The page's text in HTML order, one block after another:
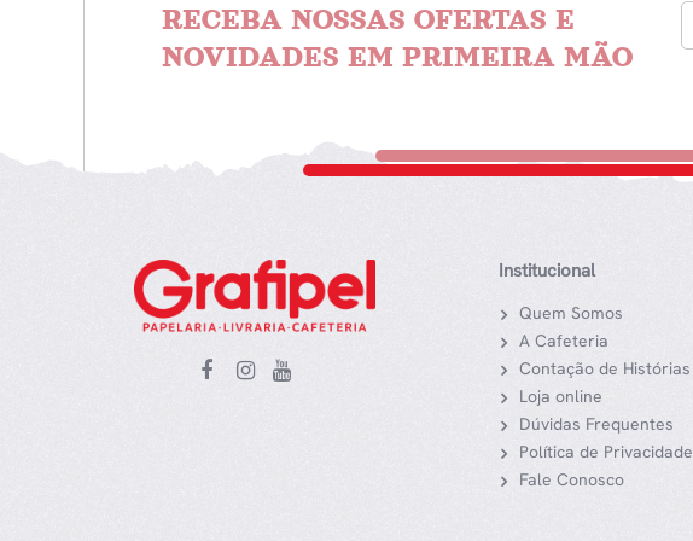
RECEBA NOSSAS OFERTAS E
NOVIDADES EM PRIMEIRA MÃO
Institucional
Quem Somos
A Cafeteria
Contação de Histórias
Loja online
Dúvidas Frequentes
Política de Privacidade
Fale Conosco